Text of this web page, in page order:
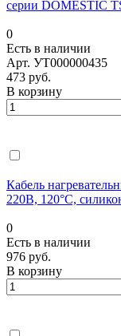
серии DOMESTIC
0
Есть в наличии
Арт. УТ000000435
473 руб.
В корзину
Кабель
220В, 120°С,
0
Есть в наличии
976 руб.
В корзину